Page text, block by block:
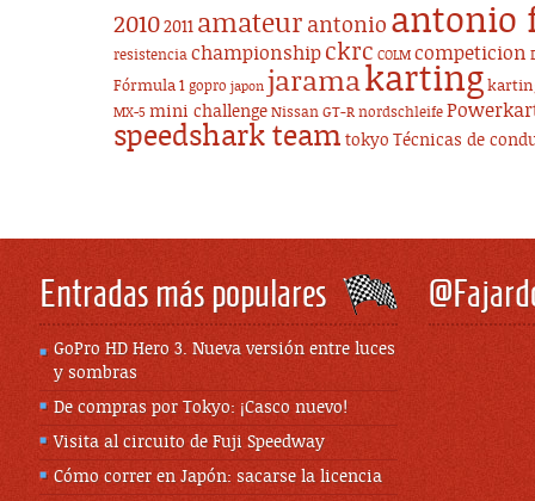
20102011 amateur antonio antonio
resistencia championship ckrc COLM competicion
Fórmula 1 gopro japon jaramakarting
MX-5 mini challenge Nissan GT-R nordschleife
speedshark team tokyo Técnicas de
Entradas más populares
GoPro HD Hero 3. Nueva versión entre luces
y sombras
De compras por Tokyo: ¡Casco nuevo!
Visita al circuito de Fuji Speedway
Cómo correr en Japón: sacarse la licencia